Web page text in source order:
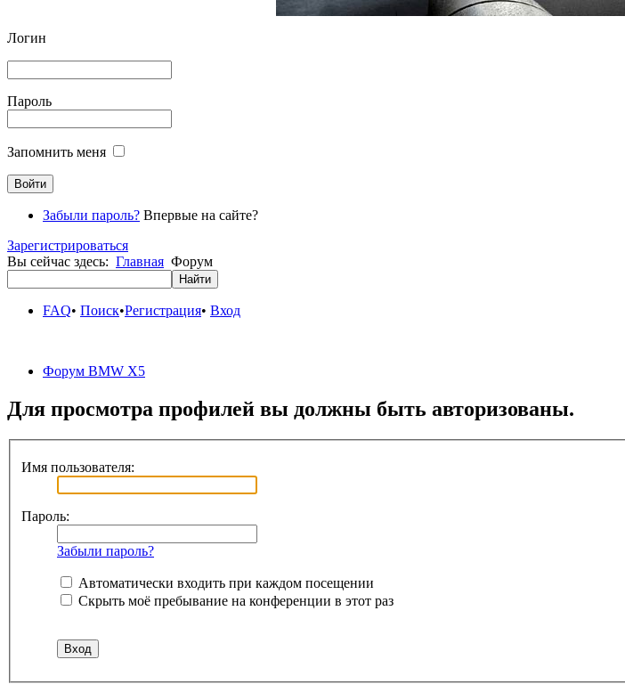
Логин
Пароль
Запомнить меня
Забыли пароль? Впервые на сайте?
Зарегистрироваться
Вы сейчас здесь: Главная Форум
FAQ• Поиск•Регистрация• Вход
Форум BMW X5
Для просмотра профилей вы должны быть авторизованы.
Имя пользователя:
Пароль:
Забыли пароль?
Автоматически входить при каждом посещении
Скрыть моё пребывание на конференции в этот раз